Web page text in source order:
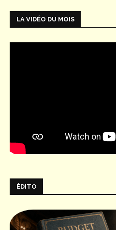
LA VIDÉO DU MOIS
ÉDITO